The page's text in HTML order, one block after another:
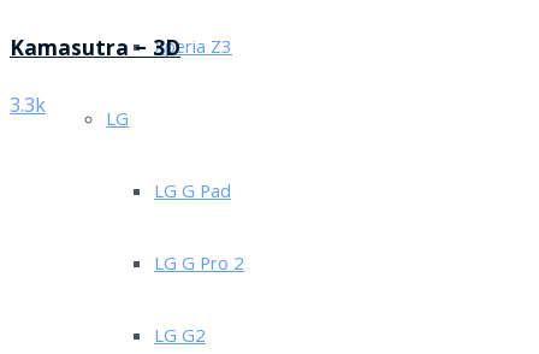
Xperia Z3
LG
LG G Pad
LG G Pro 2
LG G2
Kamasutra – 3D
3.3k